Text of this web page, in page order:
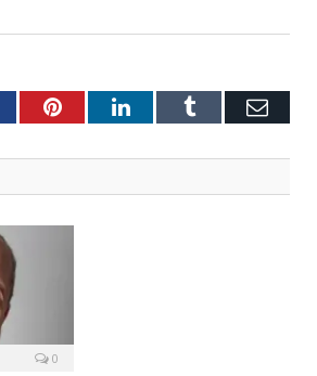
PinterestLinkedInTumblr E-
0